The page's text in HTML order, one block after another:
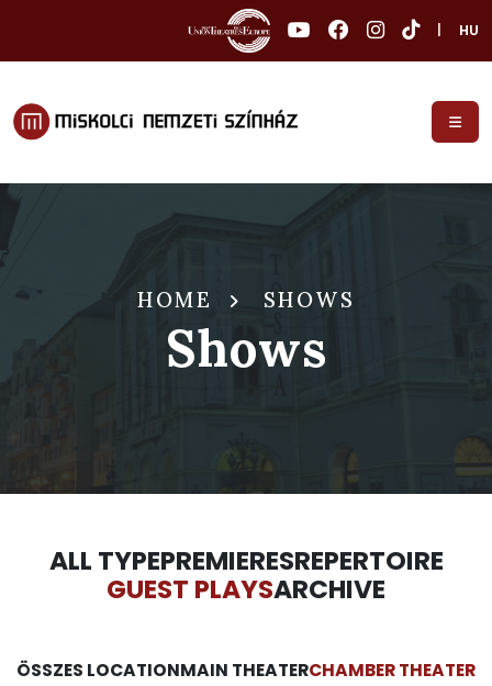
HU
HOME SHOWS
Shows
ALL TYPEPREMIERESREPERTOIRE
GUEST PLAYSARCHIVE
ÖSSZES LOCATIONMAIN THEATERCHAMBER THEATER